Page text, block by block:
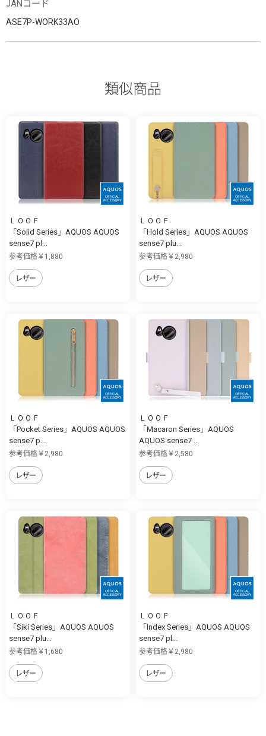
JANコード
ASE7P-WORK33AO
類似商品
ＬＯＯＦ
「Solid Series」AQUOS AQUOS
sense7 pl...
参考価格￥1,880
レザー
ＬＯＯＦ
「Hold Series」AQUOS AQUOS
sense7 plu...
参考価格￥2,980
レザー
ＬＯＯＦ
「Pocket Series」AQUOS AQUOS
sense7 p...
参考価格￥2,980
レザー
ＬＯＯＦ
「Macaron Series」AQUOS
AQUOS sense7 ...
参考価格￥2,580
レザー
ＬＯＯＦ
「Siki Series」AQUOS AQUOS
sense7 plu...
参考価格￥1,680
レザー
ＬＯＯＦ
「Index Series」AQUOS AQUOS
sense7 pl...
参考価格￥2,980
レザー